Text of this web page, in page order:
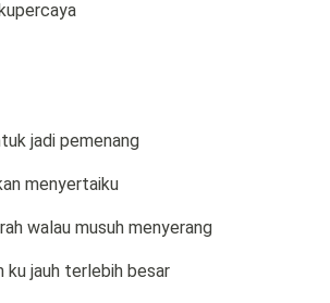
jadi pemenang
menyertaiku
walau musuh menyerang
ku jauh terlebih besar